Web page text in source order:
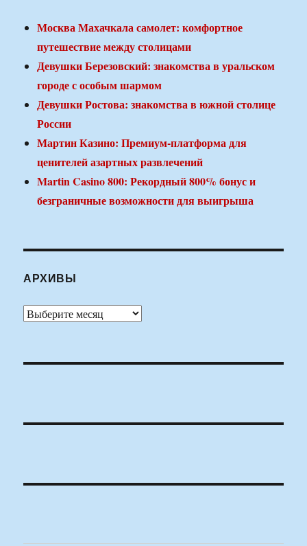
Москва Махачкала самолет: комфортное
путешествие между столицами
Девушки Березовский: знакомства в уральском
городе с особым шармом
Девушки Ростова: знакомства в южной столице
России
Мартин Казино: Премиум-платформа для
ценителей азартных развлечений
Martin Casino 800: Рекордный 800% бонус и
безграничные возможности для выигрыша
АРХИВЫ
Архивы